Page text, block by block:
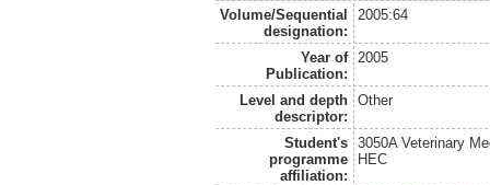
Volume/Sequential
designation:
2005:64
Year of
Publication:
2005
Level and depth
descriptor:
Other
Student's
programme
affiliation:
3050A Veterinary
HEC